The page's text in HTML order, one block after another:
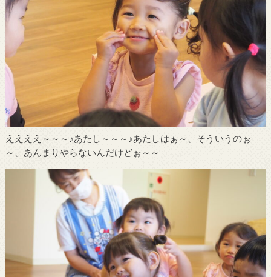
ええええ～～～♪あたし～～～♪あたしはぁ～、そういうのぉ
～、あんまりやらないんだけどぉ～～